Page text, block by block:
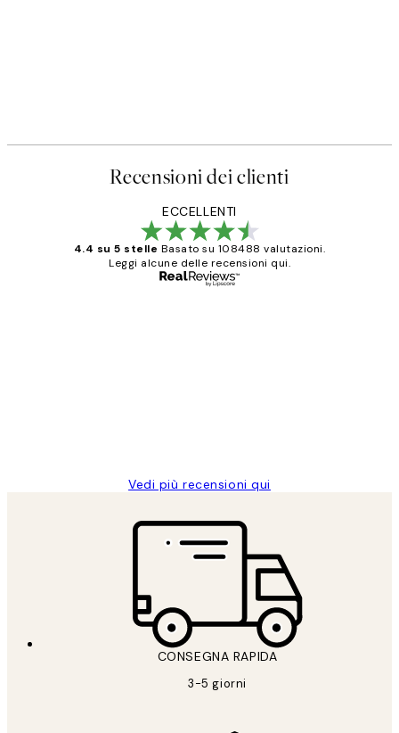
Recensioni dei clienti
ECCELLENTI
4.4 su 5 stelle Basato su 108488 valutazioni.
Leggi alcune delle recensioni qui.
Vedi più recensioni qui
CONSEGNA RAPIDA
3-5 giorni